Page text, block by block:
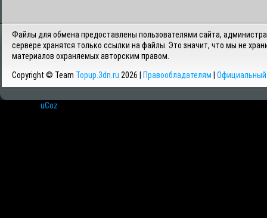
Файлы для обмена предоставлены пользователями сайта,
сервере хранятся только ссылки на файлы. Это значит, что мы не
материалов охраняемых авторским правом.
Copyright © Team Topup.3dn.ru 2026 | Правообладателям Официальный
uCoz